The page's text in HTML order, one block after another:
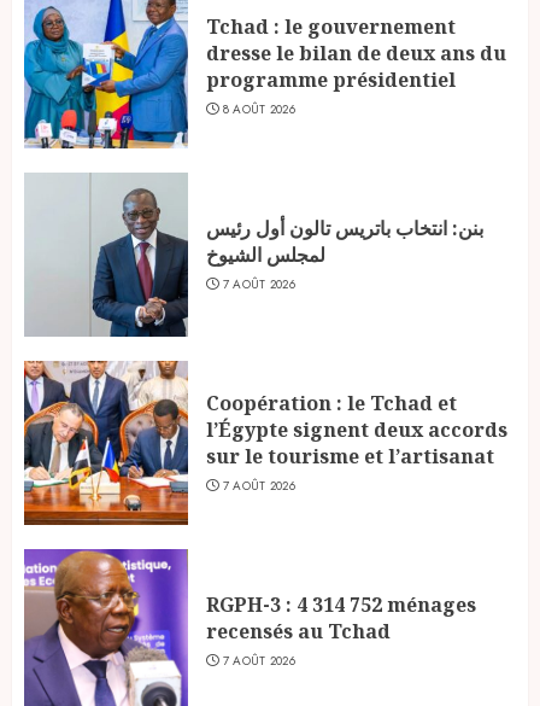
Tchad : le gouvernement
dresse le bilan de deux ans du
programme présidentiel
8 AOÛT 2026
بنن: انتخاب باتريس تالون أول رئيس
لمجلس الشيوخ
7 AOÛT 2026
Coopération : le Tchad et
l’Égypte signent deux accords
sur le tourisme et l’artisanat
7 AOÛT 2026
RGPH-3 : 4 314 752 ménages
recensés au Tchad
7 AOÛT 2026